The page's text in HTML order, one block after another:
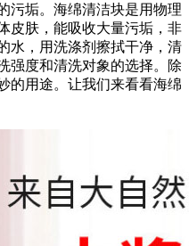
污垢。海绵清洁块是用物理
皮肤，能吸收大量污垢，非
水，用洗涤剂擦拭干净，清
强度和清洗对象的选择。除
的用途。让我们来看看海绵